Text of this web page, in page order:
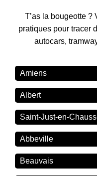
T’as la bougeotte ?
pratiques pour tracer
autocars,
Amiens
Albert
Saint-Just-en-
Abbeville
Beauvais